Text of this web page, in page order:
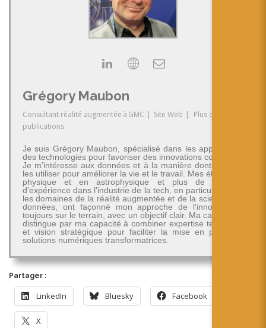
Grégory Maubon
Consultant réalité augmentée à GMC | Site Web |
Plus de
publications
Je suis Grégory Maubon, spécialisé dans les applications
des technologies pour favoriser des innovations concrètes.
Je m'intéresse aux données et à la manière dont on peut
les utiliser pour améliorer la vie et le travail. Mes études en
physique et en astrophysique et plus de 30 ans
d'expérience dans l'industrie de la tech, en particulier dans
les domaines de la réalité augmentée et de la science des
données, ont façonné mon approche de l'innovation -
toujours sur le terrain, avec un objectif clair. Ma carrière se
distingue par ma capacité à combiner expertise technique
et vision stratégique pour faciliter la mise en place de
solutions numériques transformatrices.
Partager :
LinkedIn Bluesky Facebook
X